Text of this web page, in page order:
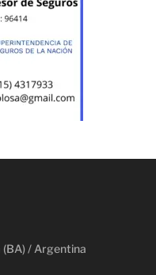
/ Argentina